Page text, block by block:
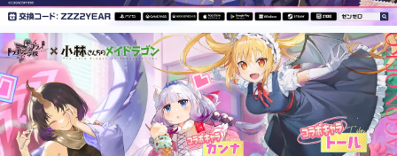
ピックアップ
電ファミのいま読まれている記事ランキング
アプリセール情報